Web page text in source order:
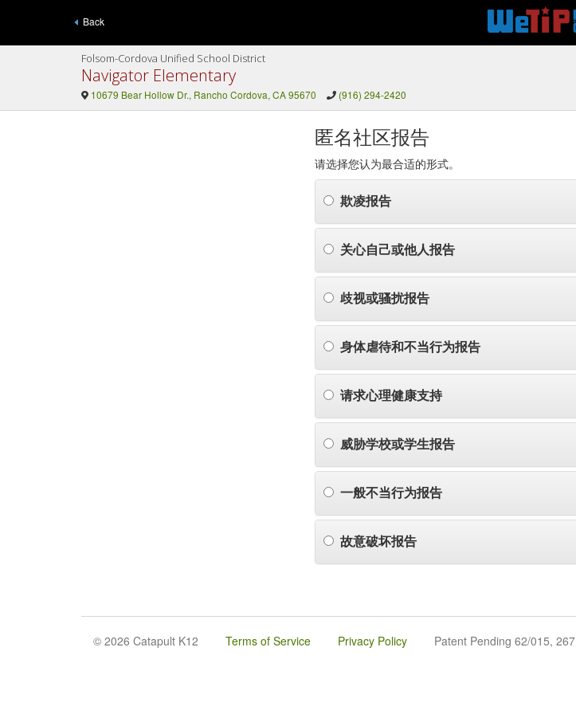
Back
Folsom-Cordova Unified School District
Navigator Elementary
10679 Bear Hollow Dr., Rancho Cordova, CA 95670 (916) 294-2420
匿名社区报告
请选择您认为最合适的形式。
欺凌报告
关心自己或他人报告
歧视或骚扰报告
身体虐待和不当行为报告
请求心理健康支持
威胁学校或学生报告
一般不当行为报告
故意破坏报告
© 2026 Catapult K12 Terms of Service Privacy Policy Patent Pending 62/015, 267